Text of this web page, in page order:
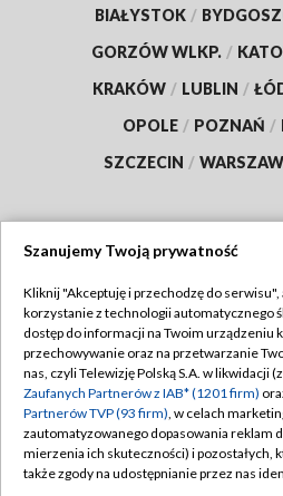
BIAŁYSTOK /
GORZÓW WLKP. /
KRAKÓW / LUBLIN /
OPOLE / POZNAŃ /
SZCZECIN /
TVP
Abonament TVP
Emisja w TVP
Centrum informacji TVP
Naziemna Telewizja Cyfrowa
Regulamin
Polityka
Moje
Pomoc
Szanujemy Twoją prywatność
Kliknij "Akceptuję i przechodzę do serwisu",
korzystanie z technologii automatycznego
dostęp do informacji na Twoim urządzeniu
przechowywanie oraz na przetwarzanie
nas, czyli Telewizję Polską S.A. w likwidacji
Zaufanych Partnerów z IAB* (1201 firm)
Partnerów TVP (93 firm), w celach
zautomatyzowanego dopasowania reklam
mierzenia ich skuteczności) i pozostałych,
także zgody na udostępnianie przez nas